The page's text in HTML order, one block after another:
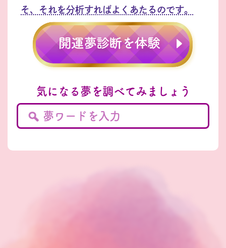
そ、それを分析すればよくあたるのです。
気になる夢を調べてみましょう